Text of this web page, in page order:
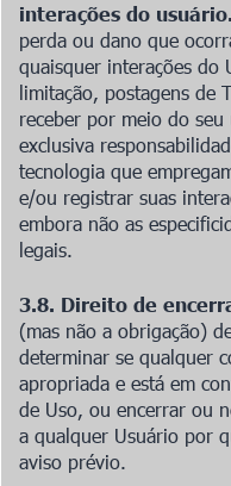
interações do usuário.
perda ou dano que
quaisquer interações do
limitação, postagens de
receber por meio do
exclusiva
tecnologia que
e/ou registrar suas
embora não as
legais.
3.8. Direito de
(mas não a obrigação)
determinar se qualquer
apropriada e está em
de Uso, ou encerrar ou
a qualquer Usuário por
aviso prévio.